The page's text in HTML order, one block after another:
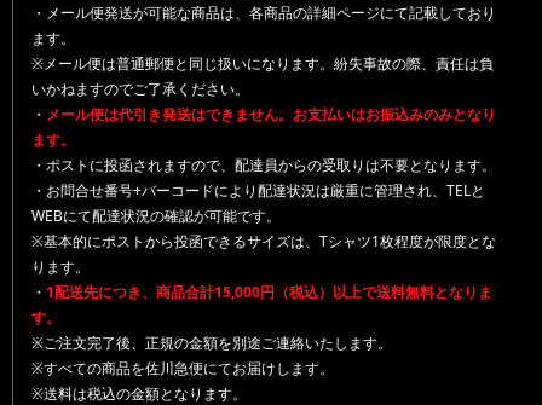
・メール便発送が可能な商品は、各商品の詳細ページにて記載しており
ます。
※メール便は普通郵便と同じ扱いになります。紛失事故の際、責任は負
いかねますのでご了承ください。
・ メール便は代引き発送はできません。お支払いはお振込みのみとなり
ます。
・ポストに投函されますので、配達員からの受取りは不要となります。
・お問合せ番号+バーコードにより配達状況は厳重に管理され、TELと
WEBにて配達状況の確認が可能です。
※基本的にポストから投函できるサイズは、Tシャツ1枚程度が限度とな
ります。
・ 1配送先につき、商品合計15,000円（税込）以上で送料無料となりま
す。
※ご注文完了後、正規の金額を別途ご連絡いたします。
※すべての商品を佐川急便にてお届けします。
※送料は税込の金額となります。